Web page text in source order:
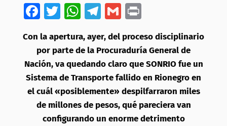
Facebook
Twitter
WhatsApp
Telegram
GmailPrint
Con la apertura, ayer, del proceso disciplinario
por parte de la Procuraduría General de
Nación, va quedando claro que SONRIO fue un
Sistema de Transporte fallido en Rionegro en
el cuál «posiblemente» despilfarraron miles
de millones de pesos, qué pareciera van
configurando un enorme detrimento